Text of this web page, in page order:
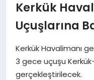
SPOR
MAGAZIN
Kerkük
Uçuşlarına
Kerkük Havalimanı
3 gece uçuşu
gerçekleştirilecek.